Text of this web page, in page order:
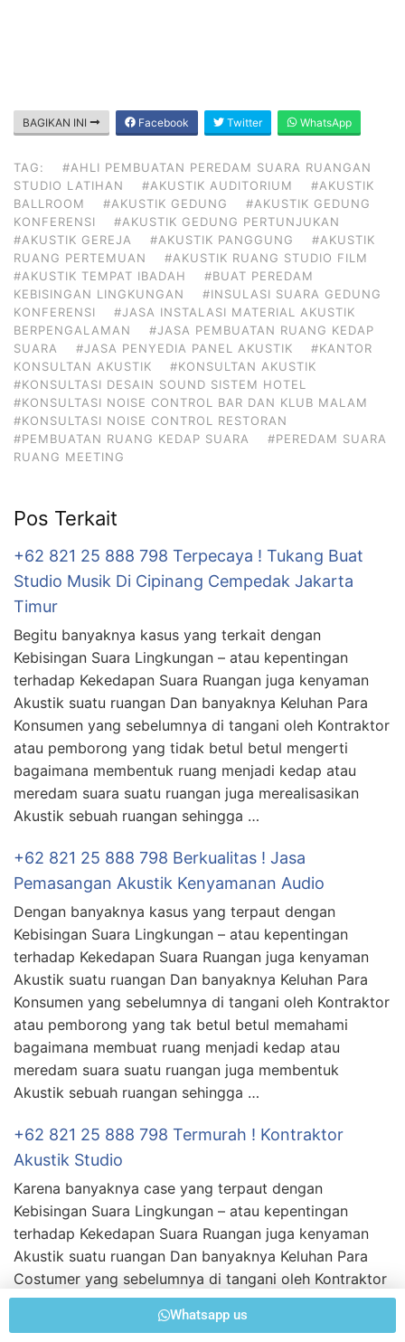
BAGIKAN INI Facebook Twitter WhatsApp
TAG:
#AHLI PEMBUATAN PEREDAM SUARA RUANGAN
STUDIO LATIHAN
#AKUSTIK AUDITORIUM
#AKUSTIK
BALLROOM
#AKUSTIK GEDUNG
#AKUSTIK GEDUNG
KONFERENSI
#AKUSTIK GEDUNG PERTUNJUKAN
#AKUSTIK GEREJA
#AKUSTIK PANGGUNG
#AKUSTIK
RUANG PERTEMUAN
#AKUSTIK RUANG STUDIO FILM
#AKUSTIK TEMPAT IBADAH
#BUAT PEREDAM
KEBISINGAN LINGKUNGAN
#INSULASI SUARA GEDUNG
KONFERENSI
#JASA INSTALASI MATERIAL AKUSTIK
BERPENGALAMAN
#JASA PEMBUATAN RUANG KEDAP
SUARA
#JASA PENYEDIA PANEL AKUSTIK
#KANTOR
KONSULTAN AKUSTIK
#KONSULTAN AKUSTIK
#KONSULTASI DESAIN SOUND SISTEM HOTEL
#KONSULTASI NOISE CONTROL BAR DAN KLUB MALAM
#KONSULTASI NOISE CONTROL RESTORAN
#PEMBUATAN RUANG KEDAP SUARA
#PEREDAM SUARA
RUANG MEETING
Pos Terkait
+62 821 25 888 798 Terpecaya ! Tukang Buat
Studio Musik Di Cipinang Cempedak Jakarta
Timur
Begitu banyaknya kasus yang terkait dengan
Kebisingan Suara Lingkungan – atau kepentingan
terhadap Kekedapan Suara Ruangan juga kenyaman
Akustik suatu ruangan Dan banyaknya Keluhan Para
Konsumen yang sebelumnya di tangani oleh Kontraktor
atau pemborong yang tidak betul betul mengerti
bagaimana membentuk ruang menjadi kedap atau
meredam suara suatu ruangan juga merealisasikan
Akustik sebuah ruangan sehingga …
+62 821 25 888 798 Berkualitas ! Jasa
Pemasangan Akustik Kenyamanan Audio
Dengan banyaknya kasus yang terpaut dengan
Kebisingan Suara Lingkungan – atau kepentingan
terhadap Kekedapan Suara Ruangan juga kenyaman
Akustik suatu ruangan Dan banyaknya Keluhan Para
Konsumen yang sebelumnya di tangani oleh Kontraktor
atau pemborong yang tak betul betul memahami
bagaimana membuat ruang menjadi kedap atau
meredam suara suatu ruangan juga membentuk
Akustik sebuah ruangan sehingga …
+62 821 25 888 798 Termurah ! Kontraktor
Akustik Studio
Karena banyaknya case yang terpaut dengan
Kebisingan Suara Lingkungan – atau kepentingan
terhadap Kekedapan Suara Ruangan juga kenyaman
Akustik suatu ruangan Dan banyaknya Keluhan Para
Costumer yang sebelumnya di tangani oleh Kontraktor
atau pemborong yang tak betul betul menguasai
bagaimana membuat ruang menjadi kedap atau
Whatsapp us